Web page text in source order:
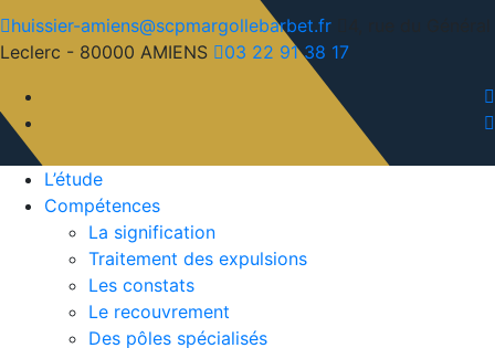
huissier-amiens@scpmargollebarbet.fr
Leclerc - 80000 AMIENS
03 22 91 38 17
L’étude
Compétences
La signification
Traitement des expulsions
Les constats
Le recouvrement
Des pôles spécialisés